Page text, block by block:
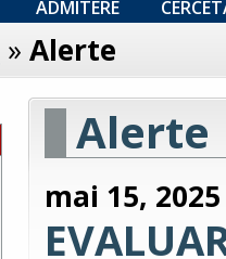
ADMITERE
» Alerte
Alerte
mai 15, 2025